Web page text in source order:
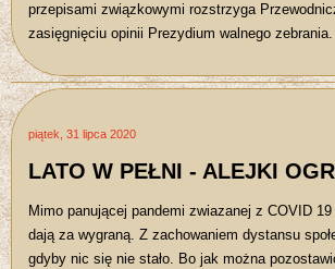
przepisami związkowymi rozstrzyga
zasięgnięciu opinii Prezydium walnego zebrania.
piątek, 31 lipca 2020
LATO W PEŁNI - ALEJKI
Mimo panującej pandemi zwiazanej z COVID 19
dają za wygraną. Z zachowaniem dystansu
gdyby nic się nie stało. Bo jak można